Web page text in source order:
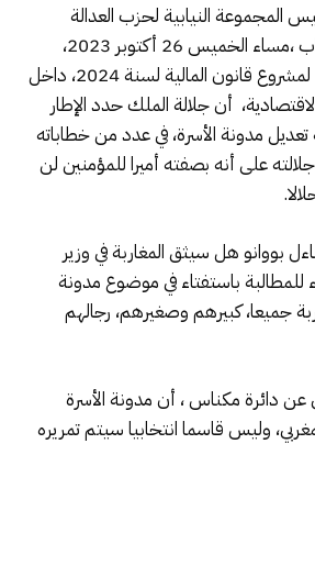
المجموعة النيابية لحزب العدالة
والتنمية بمجلس النواب ،مساء الخميس 26 أكتوبر 2023،
خلال المناقشة العامة، لمشروع قانون المالية لسنة 2024، داخل
أن جلالة الملك حدد الإطار
مدونة الأسرة، في عدد من خطاباته
على أنه بصفته أميرا للمؤمنين لن
بووانو هل سيثق المغاربة في وزير
للمطالبة باستفتاء في موضوع مدونة
جميعا، كبيرهم وصغيرهم، رجالهم
عن دائرة مكناس ، أن مدونة الأسرة
وليس قاسما انتخابيا سيتم تمريره